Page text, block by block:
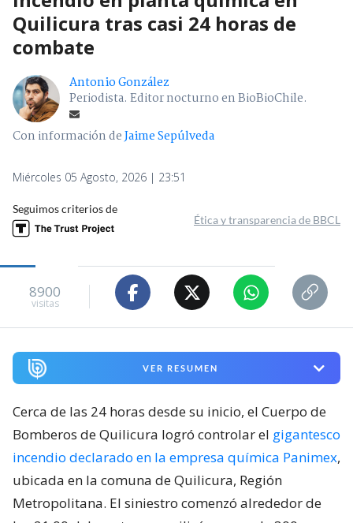
Quilicura tras casi 24 horas de
combate
Antonio González
Periodista. Editor nocturno en BioBioChile.
Con información deJaime Sepúlveda
Miércoles 05 Agosto, 2026 | 23:51
Seguimos criterios de
Ética y transparencia de BBCL
8900
visitas
VER RESUMEN
Cerca de las 24 horas desde su inicio, el Cuerpo de
Bomberos de Quilicura logró controlar el gigantesco
incendio declarado en la empresa química Panimex,
ubicada en la comuna de Quilicura, Región
Metropolitana. El siniestro comenzó alrededor de